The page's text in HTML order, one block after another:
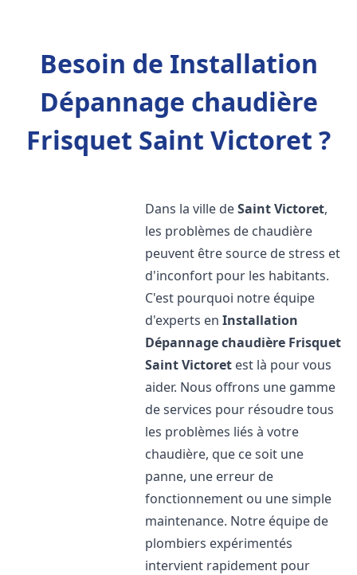
Besoin de Installation
Dépannage chaudière
Frisquet Saint Victoret ?
Dans la ville deSaint Victoret,
les problèmes de chaudière
peuvent être source de stress et
d'inconfort pour les habitants.
C'est pourquoi notre équipe
d'experts enInstallation
Dépannage chaudière Frisquet
Saint Victoret est là pour vous
aider. Nous offrons une gamme
de services pour résoudre tous
les problèmes liés à votre
chaudière, que ce soit une
panne, une erreur de
fonctionnement ou une simple
maintenance. Notre équipe de
plombiers expérimentés
intervient rapidement pour